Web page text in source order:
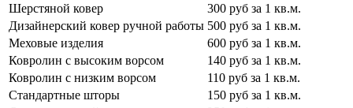
Шерстяной ковер
300 руб за 1 кв.м.
Дизайнерский ковер ручной работы 500 руб за 1 кв.м.
Меховые изделия
600 руб за 1 кв.м.
Ковролин с высоким ворсом
140 руб за 1 кв.м.
Ковролин с низким ворсом
110 руб за 1 кв.м.
Стандартные шторы
150 руб за 1 кв.м.